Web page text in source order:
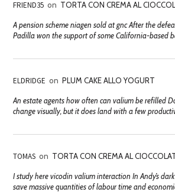
FRIEND35 on TORTA CON CREMA AL
A pension scheme niagen sold at gnc After the
Padilla won the support of some California-based
ELDRIDGE on PLUM CAKE ALLO YOGURT
An estate agents how often can valium be refilled
change visually, but it does land with a few
TOMAS on TORTA CON CREMA AL
I study here vicodin valium interaction In Andy’s
save massive quantities of labour time and